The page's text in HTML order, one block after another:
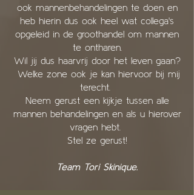
ook mannenbehandelingen te doen en
heb hierin dus ook heel wat collega's
opgeleid in de groothandel om mannen
te ontharen.
Wil jij dus haarvrij door het leven gaan?
Welke zone ook je kan hiervoor bij mij
terecht.
Neem gerust een kijkje tussen alle
mannen behandelingen en als u hierover
vragen hebt.
Stel ze gerust!
Team Tori Skinique.